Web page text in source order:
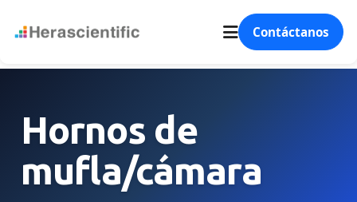
Contáctanos
Hornos de
mufla/cámara